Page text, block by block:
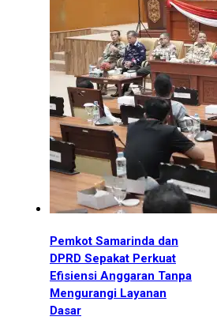
Pemkot Samarinda dan
DPRD Sepakat Perkuat
Efisiensi Anggaran Tanpa
Mengurangi Layanan
Dasar